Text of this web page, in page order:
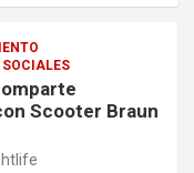
SOCIALES
Scooter Braun